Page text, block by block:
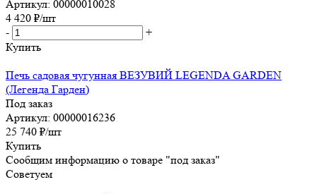
Артикул: 00000010028
4 420 ₽/шт
-
+
Купить
Печь садовая чугунная ВЕЗУВИЙ LEGENDA GARDEN
(Легенда Гарден)
Под заказ
Артикул: 00000016236
25 740 ₽/шт
Купить
Сообщим информацию о товаре "под заказ"
Советуем